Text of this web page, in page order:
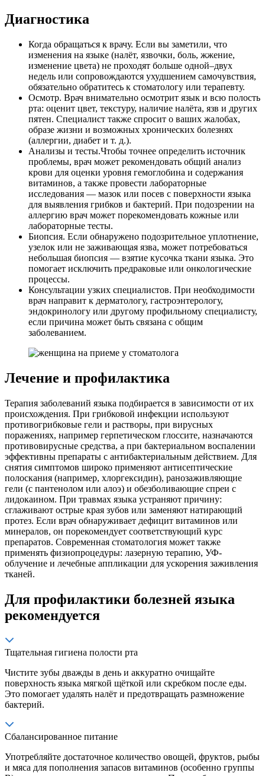
Диагностика
Когда обращаться к врачу. Если вы заметили, что
изменения на языке (налёт, язвочки, боль, жжение,
изменение цвета) не проходят больше одной–двух
недель или сопровождаются ухудшением самочувствия,
обязательно обратитесь к стоматологу или терапевту.
Осмотр. Врач внимательно осмотрит язык и всю полость
рта: оценит цвет, текстуру, наличие налёта, язв и других
пятен. Специалист также спросит о ваших жалобах,
образе жизни и возможных хронических болезнях
(аллергии, диабет и т. д.).
Анализы и тесты.Чтобы точнее определить источник
проблемы, врач может рекомендовать общий анализ
крови для оценки уровня гемоглобина и содержания
витаминов, а также провести лабораторные
исследования — мазок или посев с поверхности языка
для выявления грибков и бактерий. При подозрении на
аллергию врач может порекомендовать кожные или
лабораторные тесты.
Биопсия. Если обнаружено подозрительное уплотнение,
узелок или не заживающая язва, может потребоваться
небольшая биопсия — взятие кусочка ткани языка. Это
помогает исключить предраковые или онкологические
процессы.
Консультации узких специалистов. При необходимости
врач направит к дерматологу, гастроэнтерологу,
эндокринологу или другому профильному специалисту,
если причина может быть связана с общим
заболеванием.
Лечение и профилактика
Терапия заболеваний языка подбирается в зависимости от их
происхождения. При грибковой инфекции используют
противогрибковые гели и растворы, при вирусных
поражениях, например герпетическом глоссите, назначаются
противовирусные средства, а при бактериальном воспалении
эффективны препараты с антибактериальным действием. Для
снятия симптомов широко применяют антисептические
полоскания (например, хлоргексидин), ранозаживляющие
гели (с пантенолом или алоэ) и обезболивающие спреи с
лидокаином. При травмах языка устраняют причину:
сглаживают острые края зубов или заменяют натирающий
протез. Если врач обнаруживает дефицит витаминов или
минералов, он порекомендует соответствующий курс
препаратов. Современная стоматология может также
применять физиопроцедуры: лазерную терапию, УФ-
облучение и лечебные аппликации для ускорения заживления
тканей.
Для профилактики болезней языка
рекомендуется
Тщательная гигиена полости рта
Чистите зубы дважды в день и аккуратно очищайте
поверхность языка мягкой щёткой или скребком после еды.
Это помогает удалять налёт и предотвращать размножение
бактерий.
Сбалансированное питание
Употребляйте достаточное количество овощей, фруктов, рыбы
и мяса для пополнения запасов витаминов (особенно группы